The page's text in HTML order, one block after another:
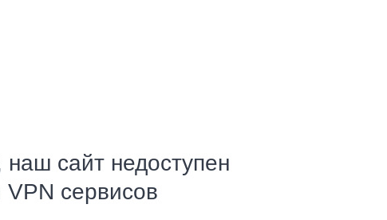
сайт недоступен
VPN сервисов